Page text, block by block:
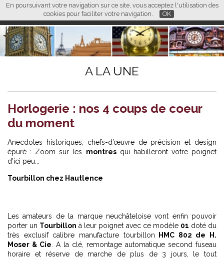
En poursuivant votre navigation sur ce site, vous acceptez l'utilisation des
cookies pour faciliter votre navigation.
OK
FR EN CN
L M
A LA UNE
Horlogerie : nos 4 coups de coeur
du moment
Anecdotes historiques, chefs-d’œuvre de précision et design
épuré : Zoom sur les montresqui habilleront votre poignet
d'ici peu...
Tourbillon chez Hautlence
Les amateurs de la marque neuchâteloise vont enfin pouvoir
porter un Tourbillon à leur poignet avec ce modèle 01 doté du
très exclusif calibre manufacture tourbillon HMC 802 de H.
Moser & Cie . A la clé, remontage automatique second fuseau
horaire et réserve de marche de plus de 3 jours, le tout